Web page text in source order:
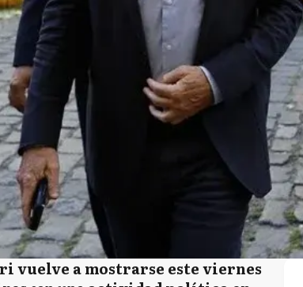
vuelve a mostrarse este viernes